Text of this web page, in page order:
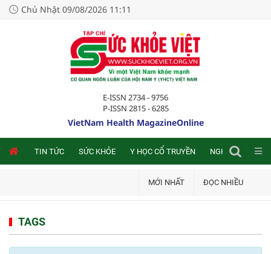
Chủ Nhật 09/08/2026 11:11
E-ISSN 2734 - 9756
P-ISSN 2815 - 6285
VietNam Health MagazineOnline
TIN TỨC SỨC KHỎE Y HỌC CỔ TRUYỀN NGHIÊN CỨU
MỚI NHẤT ĐỌC NHIỀU
TAGS